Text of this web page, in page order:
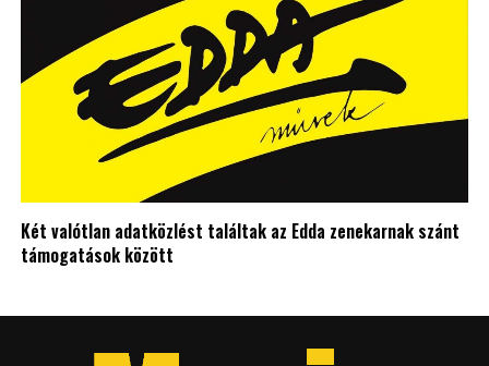
Két valótlan adatközlést találtak az Edda zenekarnak szánt
támogatások között